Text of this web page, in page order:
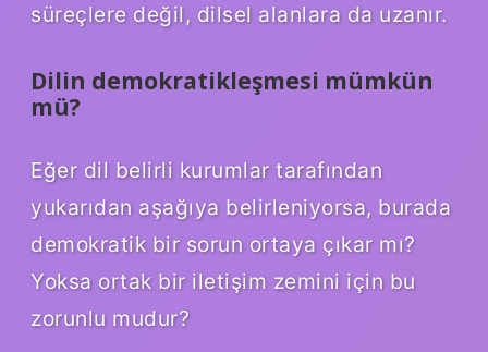
süreçlere değil, dilsel alanlara da uzanır.
Dilin demokratikleşmesi mümkün
mü?
Eğer dil belirli kurumlar tarafından
yukarıdan aşağıya belirleniyorsa, burada
demokratik bir sorun ortaya çıkar mı?
Yoksa ortak bir iletişim zemini için bu
zorunlu mudur?